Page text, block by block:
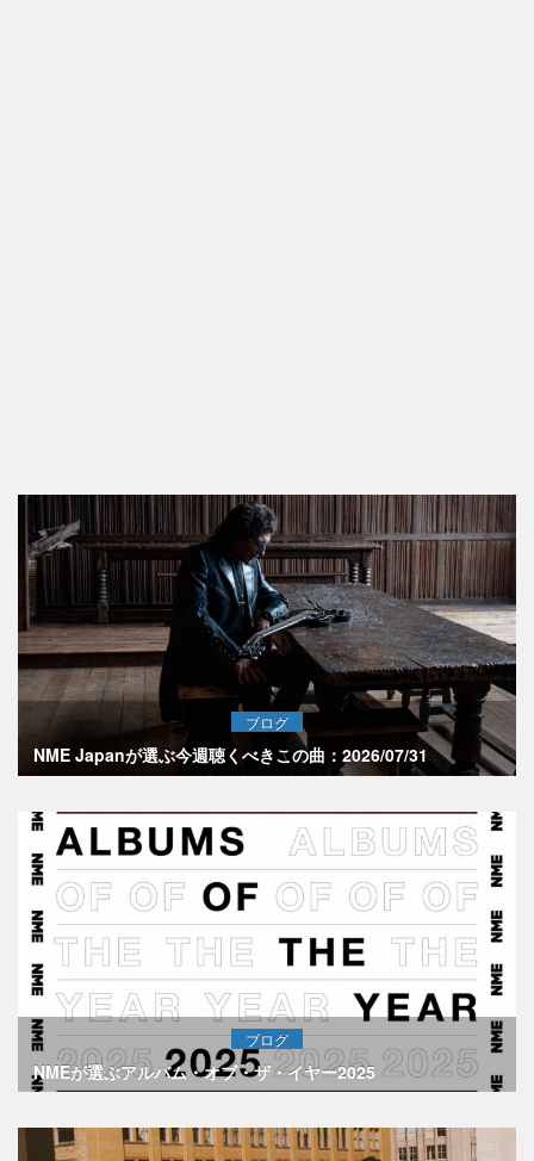
ブログ
NME Japanが選ぶ今週聴くべきこの曲：2026/07/31
ブログ
NMEが選ぶアルバム・オブ・ザ・イヤー2025